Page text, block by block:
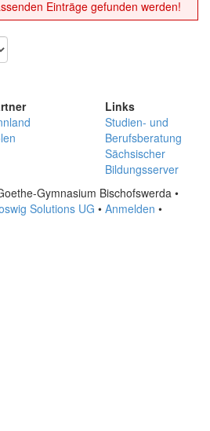
Einträge gefunden werden!
Links
Studien- und
Berufsberatung
Sächsischer
Bildungsserver
Gymnasium Bischofswerda •
Solutions UG • Anmelden •